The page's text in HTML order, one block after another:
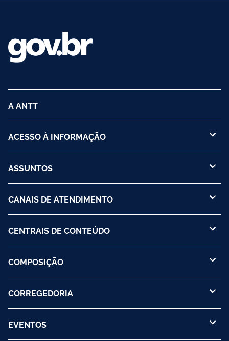
A ANTT
ACESSO À INFORMAÇÃO
ASSUNTOS
CANAIS DE ATENDIMENTO
CENTRAIS DE CONTEÚDO
COMPOSIÇÃO
CORREGEDORIA
EVENTOS